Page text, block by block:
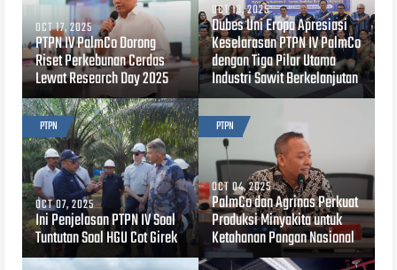
OCT 17, 2025
PTPN IV PalmCo Dorong
Riset Perkebunan Cerdas
Lewat Research Day 2025
OCT 13, 2025
Dubes Uni Eropa Apresiasi
Keselarasan PTPN IV PalmCo
dengan Tiga Pilar Utama
Industri Sawit Berkelanjutan
PTPN
OCT 07, 2025
Ini Penjelasan PTPN IV Soal
Tuntutan Soal HGU Cot Girek
PTPN
OCT 04, 2025
PalmCo dan Agrinas Perkuat
Produksi Minyakita untuk
Ketahanan Pangan Nasional